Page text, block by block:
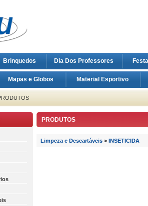
Brinquedos Dia Dos Professores
Mapas e Globos Material Esportivo
PRODUTOS
Limpeza e Descartáveis > INSETICIDA